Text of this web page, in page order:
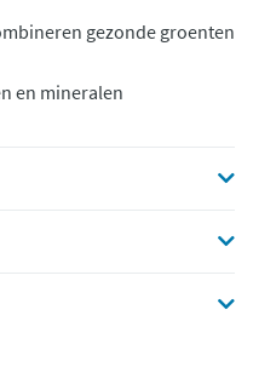
gezonde groenten
en mineralen